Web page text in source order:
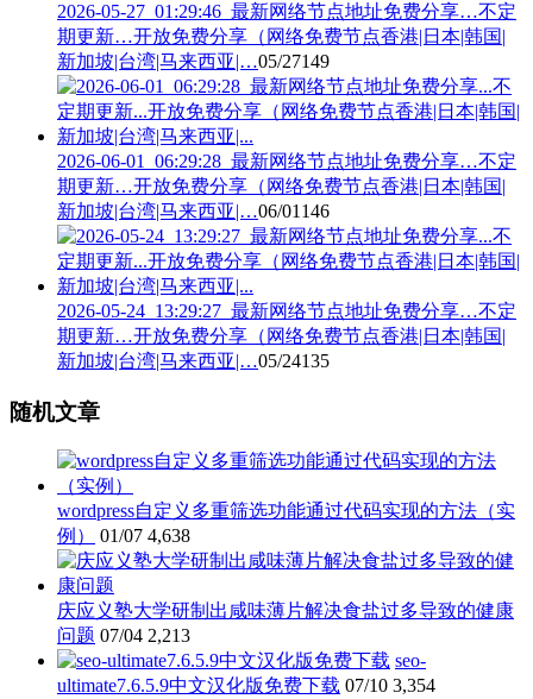
2026-05-27_01:29:46_最新网络节点地址免费分享…不定
期更新…开放免费分享（网络免费节点香港|日本|韩国|
新加坡|台湾|马来西亚|…05/27149
2026-06-01_06:29:28_最新网络节点地址免费分享…不定
期更新…开放免费分享（网络免费节点香港|日本|韩国|
新加坡|台湾|马来西亚|…06/01 146
2026-05-24_13:29:27_最新网络节点地址免费分享…不定
期更新…开放免费分享（网络免费节点香港|日本|韩国|
新加坡|台湾|马来西亚|…05/24135
随机文章
wordpress自定义多重筛选功能通过代码实现的方法（实
例）
01/07 4,638
庆应义塾大学研制出咸味薄片解决食盐过多导致的健康
问题 07/04 2,213
seo-
ultimate7.6.5.9中文汉化版免费下载 07/10 3,354